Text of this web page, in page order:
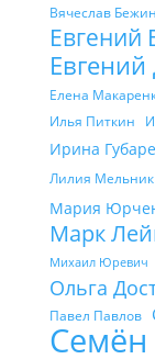
Вячеслав Бежин
Евгений
Елена
Илья Питкин
Ирина
Лилия Мельник
Мария
Марк
Михаил Юревич
Ольга
Павел Павлов